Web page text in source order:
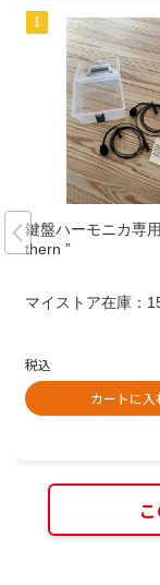
鍵盤ハーモニカ専
thern ”
マイストア在庫：
税込
カートに入